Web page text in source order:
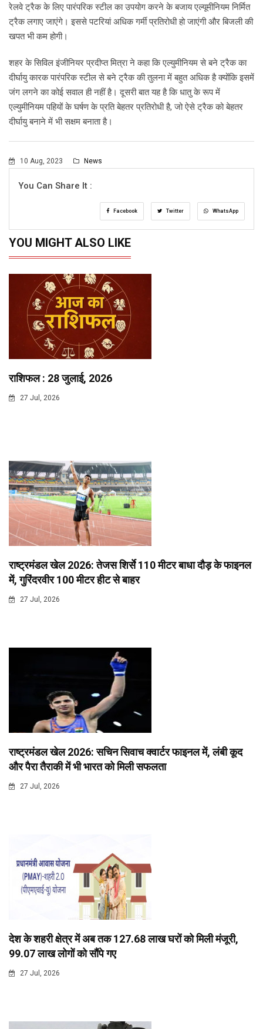
रेलवे ट्रैक के लिए पारंपरिक स्टील का उपयोग करने के बजाय एल्यूमीनियम निर्मित
ट्रैक लगाए जाएंगे। इससे पटरियां अधिक गर्मी प्रतिरोधी हो जाएंगी और बिजली की
खपत भी कम होगी।
शहर के सिविल इंजीनियर प्रदीप्त मित्रा ने कहा कि एल्युमीनियम से बने ट्रैक का
दीर्घायु कारक पारंपरिक स्टील से बने ट्रैक की तुलना में बहुत अधिक है क्योंकि इसमें
जंग लगने का कोई सवाल ही नहीं है। दूसरी बात यह है कि धातु के रूप में
एल्युमीनियम पहियों के घर्षण के प्रति बेहतर प्रतिरोधी है, जो ऐसे ट्रैक को बेहतर
दीर्घायु बनाने में भी सक्षम बनाता है।
10 Aug, 2023 News
You Can Share It :
Facebook Twitter WhatsApp
YOU MIGHT ALSO LIKE
राशिफल : 28 जुलाई, 2026
27 Jul, 2026
राष्ट्रमंडल खेल 2026: तेजस शिर्से 110 मीटर बाधा दौड़ के फाइनल
में, गुरिंदरवीर 100 मीटर हीट से बाहर
27 Jul, 2026
राष्ट्रमंडल खेल 2026: सचिन सिवाच क्वार्टर फाइनल में, लंबी कूद
और पैरा तैराकी में भी भारत को मिली सफलता
27 Jul, 2026
देश के शहरी क्षेत्र में अब तक 127.68 लाख घरों को मिली मंजूरी,
99.07 लाख लोगों को सौंपे गए
27 Jul, 2026